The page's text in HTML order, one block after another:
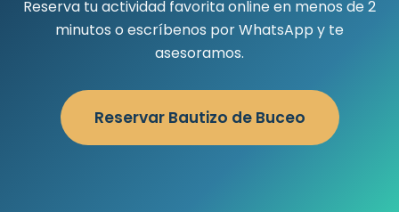
Reserva tu actividad favorita online en menos de 2
minutos o escríbenos por WhatsApp y te
asesoramos.
Reservar Bautizo de Buceo